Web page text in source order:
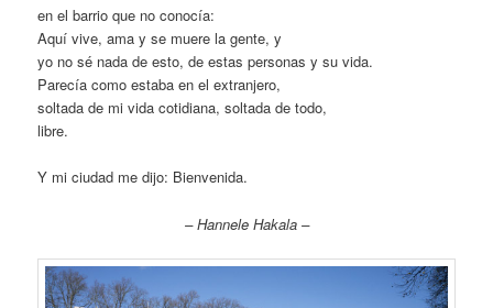
en el barrio que no conocía:
Aquí vive, ama y se muere la gente, y
yo no sé nada de esto, de estas personas y su vida.
Parecía como estaba en el extranjero,
soltada de mi vida cotidiana, soltada de todo,
libre.
Y mi ciudad me dijo: Bienvenida.
– Hannele Hakala –